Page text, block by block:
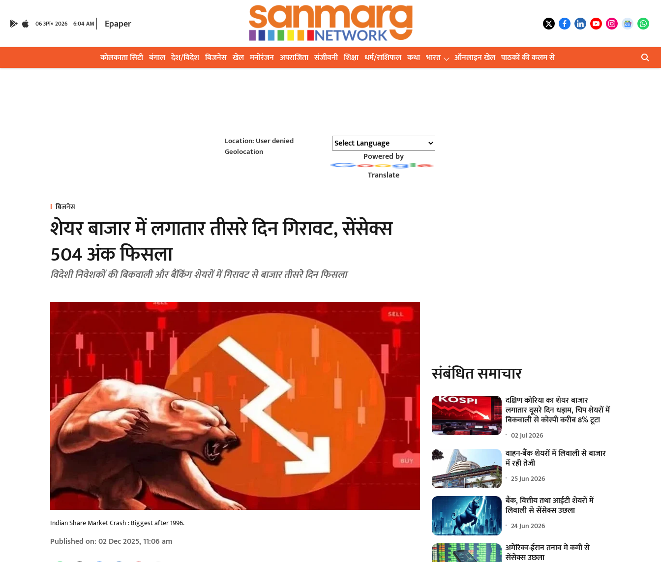
06 अग॰ 2026 6:04 AM Epaper
कोलकाता सिटी बंगाल देश/विदेश बिजनेस खेल मनोरंजन अपराजिता संजीवनी शिक्षा धर्म/राशिफल कथा भारत ऑनलाइन खेल पाठकों की कलम से
Location: User denied
Geolocation
Powered by
Translate
बिजनेस
शेयर बाजार में लगातार तीसरे दिन गिरावट, सेंसेक्स
504 अंक फिसला
विदेशी निवेशकों की बिकवाली और बैंकिंग शेयरों में गिरावट से बाजार तीसरे दिन फिसला
Indian Share Market Crash : Biggest after 1996.
Published on:02 Dec 2025, 11:06 am
संबंधित समाचार
दक्षिण कोरिया का शेयर बाजार
लगातार दूसरे दिन धड़ाम, चिप शेयरों में
बिकवाली से कोस्पी करीब 8% टूटा
02 Jul 2026
वाहन-बैंक शेयरों में लिवाली से बाजार
में रही तेजी
25 Jun 2026
बैंक, वित्तीय तथा आईटी शेयरों में
लिवाली से सेंसेक्स उछला
24 Jun 2026
अमेरिका-ईरान तनाव में कमी से
सेंसेक्स उछला